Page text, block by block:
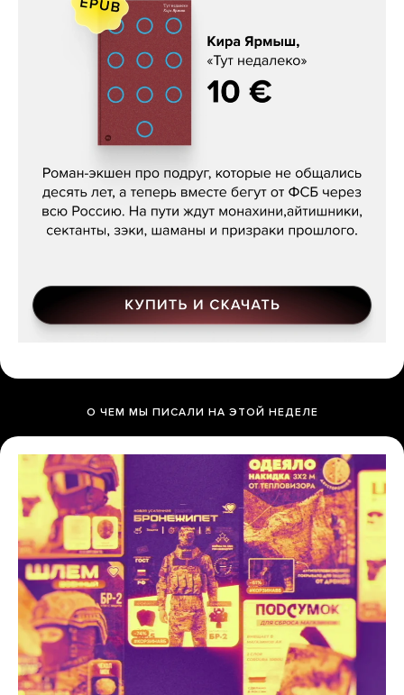
Кира Ярмыш, «Тут недалеко»
О ЧЕМ МЫ ПИСАЛИ НА ЭТОЙ НЕДЕЛЕ